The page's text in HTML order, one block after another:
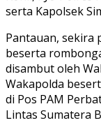
serta Kapolsek
Pantauan, sekira
beserta
disambut oleh
Wakapolda
di Pos PAM
Lintas Sumatera